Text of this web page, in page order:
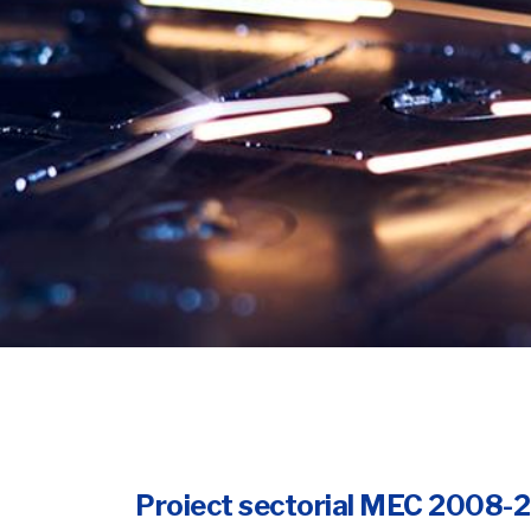
Proiect sectorial MEC 2008-